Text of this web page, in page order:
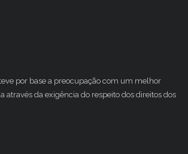
por base a preocupação com um melhor
através da exigência do respeito dos direitos dos